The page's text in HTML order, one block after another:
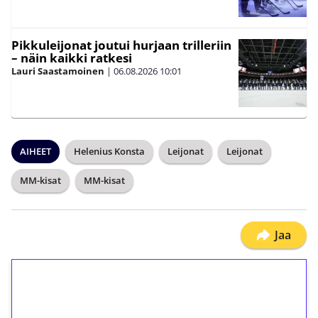
Pikkuleijonat joutui hurjaan trilleriin
– näin kaikki ratkesi
Lauri Saastamoinen | 06.08.2026 10:01
AIHEET Helenius Konsta Leijonat Leijonat
MM-kisat MM-kisat
Jaa